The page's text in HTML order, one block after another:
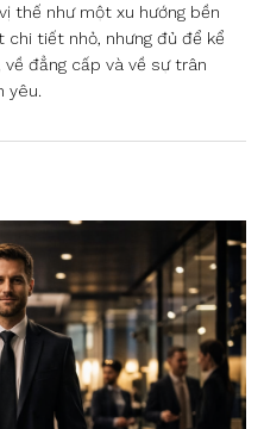
thế như một xu hướng bền
chi tiết nhỏ, nhưng đủ để kể
đẳng cấp và về sự trân
yêu.